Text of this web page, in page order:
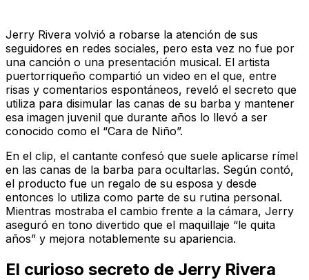
Jerry Rivera volvió a robarse la atención de sus
seguidores en redes sociales, pero esta vez no fue por
una canción o una presentación musical. El artista
puertorriqueño compartió un video en el que, entre
risas y comentarios espontáneos, reveló el secreto que
utiliza para disimular las canas de su barba y mantener
esa imagen juvenil que durante años lo llevó a ser
conocido como el “Cara de Niño”.
En el clip, el cantante confesó que suele aplicarse rímel
en las canas de la barba para ocultarlas. Según contó,
el producto fue un regalo de su esposa y desde
entonces lo utiliza como parte de su rutina personal.
Mientras mostraba el cambio frente a la cámara, Jerry
aseguró en tono divertido que el maquillaje “le quita
años” y mejora notablemente su apariencia.
El curioso secreto de Jerry Rivera